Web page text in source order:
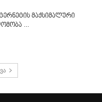
მაქსიმალური
…